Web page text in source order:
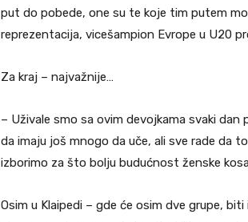
put do pobede, one su te koje tim putem
reprezentacija, vicešampion Evrope u U20
Za kraj – najvažnije…
– Uživale smo sa ovim devojkama svaki
da imaju još mnogo da uče, ali sve rade da
izborimo za što bolju budućnost ženske
Osim u Klaipedi – gde će osim dve grupe,